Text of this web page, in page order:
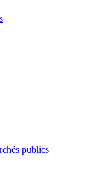
publics